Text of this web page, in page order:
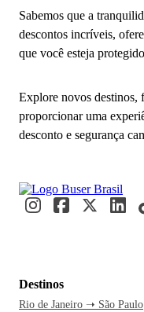
Sabemos que a
descontos incríveis,
que você esteja
Explore novos destinos,
proporcionar uma
desconto e segurança
Destinos
Rio de Janeiro ➝ São Paulo